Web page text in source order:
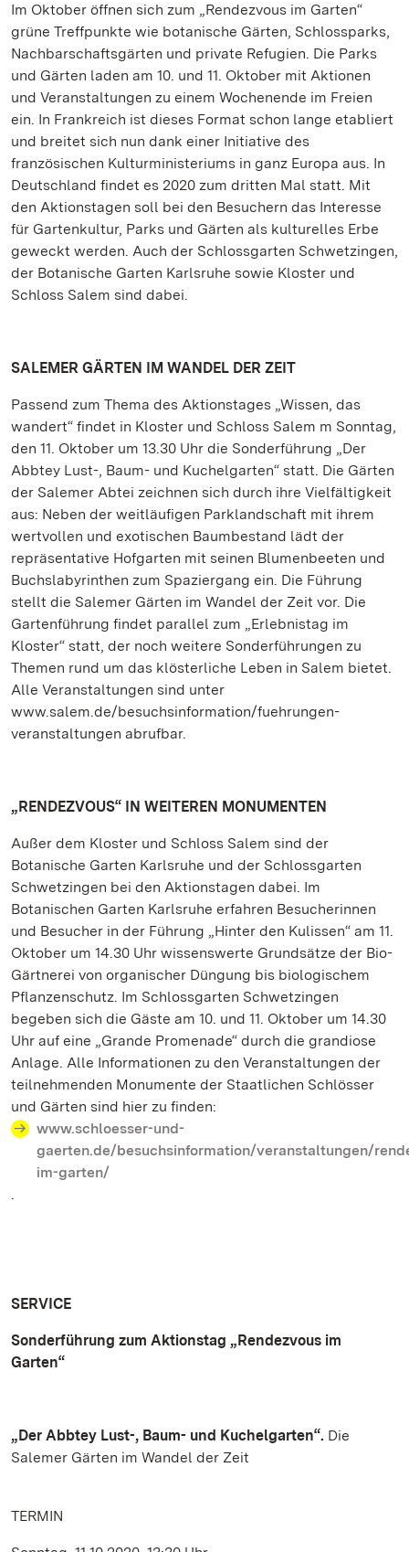
Im Oktober öffnen sich zum „Rendezvous im Garten“
grüne Treffpunkte wie botanische Gärten, Schlossparks,
Nachbarschaftsgärten und private Refugien. Die Parks
und Gärten laden am 10. und 11. Oktober mit Aktionen
und Veranstaltungen zu einem Wochenende im Freien
ein. In Frankreich ist dieses Format schon lange etabliert
und breitet sich nun dank einer Initiative des
französischen Kulturministeriums in ganz Europa aus. In
Deutschland findet es 2020 zum dritten Mal statt. Mit
den Aktionstagen soll bei den Besuchern das Interesse
für Gartenkultur, Parks und Gärten als kulturelles Erbe
geweckt werden. Auch der Schlossgarten Schwetzingen,
der Botanische Garten Karlsruhe sowie Kloster und
Schloss Salem sind dabei.
SALEMER GÄRTEN IM WANDEL DER ZEIT
Passend zum Thema des Aktionstages „Wissen, das
wandert“ findet in Kloster und Schloss Salem m Sonntag,
den 11. Oktober um 13.30 Uhr die Sonderführung „Der
Abbtey Lust-, Baum- und Kuchelgarten“ statt. Die Gärten
der Salemer Abtei zeichnen sich durch ihre Vielfältigkeit
aus: Neben der weitläufigen Parklandschaft mit ihrem
wertvollen und exotischen Baumbestand lädt der
repräsentative Hofgarten mit seinen Blumenbeeten und
Buchslabyrinthen zum Spaziergang ein. Die Führung
stellt die Salemer Gärten im Wandel der Zeit vor. Die
Gartenführung findet parallel zum „Erlebnistag im
Kloster“ statt, der noch weitere Sonderführungen zu
Themen rund um das klösterliche Leben in Salem bietet.
Alle Veranstaltungen sind unter
www.salem.de/besuchsinformation/fuehrungen-
veranstaltungen abrufbar.
„RENDEZVOUS“ IN WEITEREN MONUMENTEN
Außer dem Kloster und Schloss Salem sind der
Botanische Garten Karlsruhe und der Schlossgarten
Schwetzingen bei den Aktionstagen dabei. Im
Botanischen Garten Karlsruhe erfahren Besucherinnen
und Besucher in der Führung „Hinter den Kulissen“ am 11.
Oktober um 14.30 Uhr wissenswerte Grundsätze der Bio-
Gärtnerei von organischer Düngung bis biologischem
Pflanzenschutz. Im Schlossgarten Schwetzingen
begeben sich die Gäste am 10. und 11. Oktober um 14.30
Uhr auf eine „Grande Promenade“ durch die grandiose
Anlage. Alle Informationen zu den Veranstaltungen der
teilnehmenden Monumente der Staatlichen Schlösser
und Gärten sind hier zu finden:
www.schloesser-und-
gaerten.de/besuchsinformation/veranstaltungen/
im-garten/
.
SERVICE
Sonderführung zum Aktionstag „Rendezvous im
Garten“
„Der Abbtey Lust-, Baum- und Kuchelgarten“. Die
Salemer Gärten im Wandel der Zeit
TERMIN